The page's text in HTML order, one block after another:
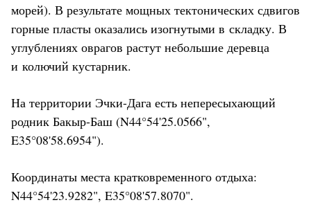
морей). В результате мощных тектонических сдвигов
горные пласты оказались изогнутыми в складку. В
углублениях оврагов растут небольшие деревца
и колючий кустарник.
На территории Эчки-Дага есть непересыхающий
родник Бакыр-Баш (N44°54'25.0566",
E35°08'58.6954").
Координаты места кратковременного отдыха:
N44°54'23.9282", E35°08'57.8070".